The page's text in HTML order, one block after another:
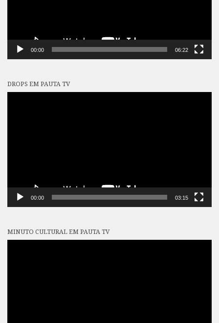
00:00 06:22
DROPS EM PAUTA TV
00:00 03:15
MINUTO CULTURAL EM PAUTA TV